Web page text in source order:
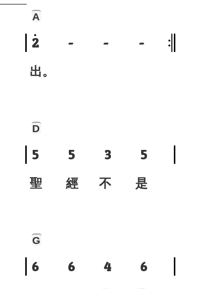
A
2 - - -
出。
D
5 5 3 5
聖 經 不 是
G
6 6 4 6